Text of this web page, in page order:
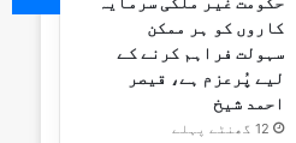
کاروں کو ہر ممکن
سہولت فراہم کرنے کے
لیے پُرعزم ہے، قیصر
احمد شیخ
12 گھنٹے پہلے